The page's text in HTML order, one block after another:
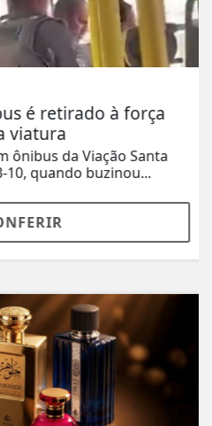
é retirado à força
da Viação Santa
quando buzinou...